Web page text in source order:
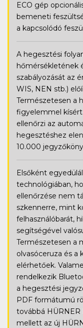
ECO gép
bemeneti
a kapcsolódó
A hegesztési
hőmérsékletének
szabályozását az
WIS, NEN stb.)
Természetesen a
figyelemmel
ellenőrzi az
hegesztéshez
10.000
Elsőként
technológiában,
ellenőrzése nem
szkennerre, mint
felhasználóbarát,
segítségével
Természetesen a
olvasóceruza és a
elérhetőek.
rendelkezik
a hegesztési
PDF formátumú
továbbá
mellett az új